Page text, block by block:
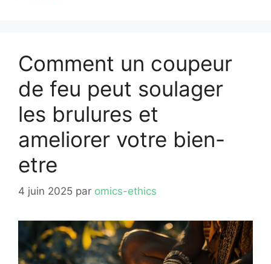
Comment un coupeur
de feu peut soulager
les brulures et
ameliorer votre bien-
etre
4 juin 2025 par omics-ethics